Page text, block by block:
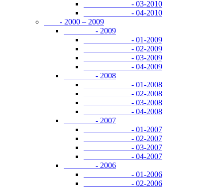
- 03-2010
- 04-2010
- 2000 – 2009
- 2009
- 01-2009
- 02-2009
- 03-2009
- 04-2009
- 2008
- 01-2008
- 02-2008
- 03-2008
- 04-2008
- 2007
- 01-2007
- 02-2007
- 03-2007
- 04-2007
- 2006
- 01-2006
- 02-2006